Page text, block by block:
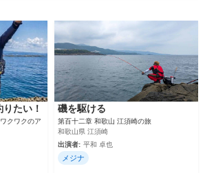
たい！
クワクのア
磯を駆ける
第百十二章 和歌山 江須崎の旅
和歌山県 江須崎
出演者: 平和 卓也
メジナ